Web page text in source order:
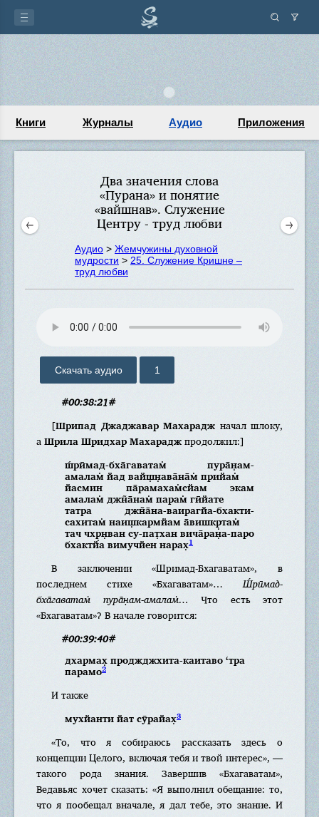
Книги Журналы Аудио Приложения
Два значения слова
«Пурана» и понятие
«вайшнав». Служение
Центру - труд любви
Аудио > Жемчужины духовной
мудрости > 25. Служение Кришне –
труд любви
Скачать аудио 1
#00:38:21#
[Шрипад Джаджавар Махарадж начал шлоку,
аШрила Шридхар Махараджпродолжил:]
ш́рӣмад-бха̄гаватам̇ пура̄н̣ам-
амалам̇ йад вайш̣н̣ава̄на̄м̇ прийам̇
йасмин па̄рамахам̇сйам экам
амалам̇ джн̃а̄нам̇ парам̇ гӣйате
татра джн̃а̄на-ваирагйа-бхакти-
сахитам̇ наиш̣кармйам а̄вишкр̣там̇
тач чхр̣н̣ван су-пат̣хан вича̄ран̣а-паро
бхактйа вимучйен нарах̣1
В заключении «Шримад-Бхагаватам», в
последнем стихе «Бхагаватам»…Ш́рӣмад-
бха̄гаватам̇ пура̄н̣ам-амалам̇… Что есть этот
«Бхагаватам»? В начале говорится:
#00:39:40#
дхармах̣ проджджхита-каитаво ‘тра
парамо2
И также
мухйанти йат сӯрайах̣3
«То, что я собираюсь рассказать здесь о
концепции Целого, включая тебя и твой интерес», —
такого рода знания. Завершив «Бхагаватам»,
Ведавьяс хочет сказать: «Я выполнил обещание: то,
что я пообещал вначале, я дал тебе, это знание. И